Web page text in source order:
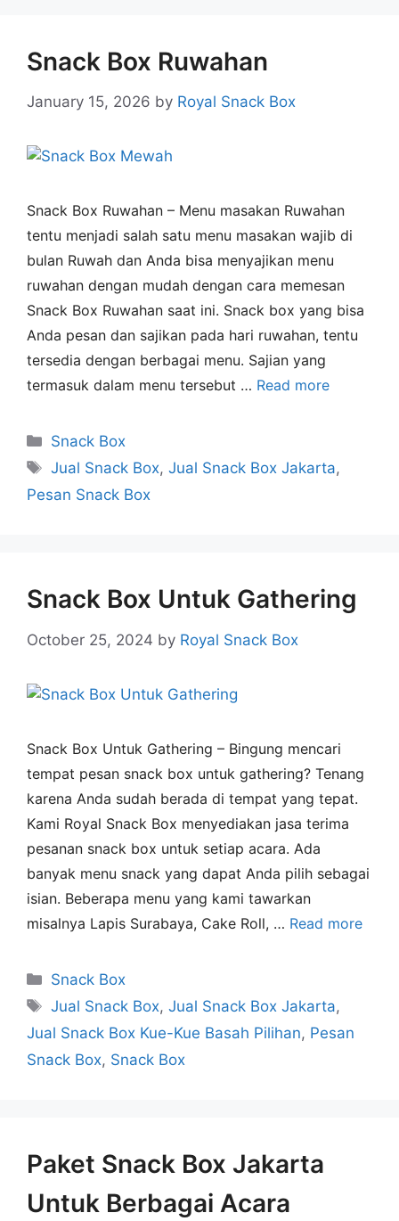
Snack Box Ruwahan
January 15, 2026 by Royal Snack Box
Snack Box Ruwahan – Menu masakan Ruwahan
tentu menjadi salah satu menu masakan wajib di
bulan Ruwah dan Anda bisa menyajikan menu
ruwahan dengan mudah dengan cara memesan
Snack Box Ruwahan saat ini. Snack box yang bisa
Anda pesan dan sajikan pada hari ruwahan, tentu
tersedia dengan berbagai menu. Sajian yang
termasuk dalam menu tersebut … Read more
Snack Box
Jual Snack Box,Jual Snack Box Jakarta,
Pesan Snack Box
Snack Box Untuk Gathering
October 25, 2024 by Royal Snack Box
Snack Box Untuk Gathering – Bingung mencari
tempat pesan snack box untuk gathering? Tenang
karena Anda sudah berada di tempat yang tepat.
Kami Royal Snack Box menyediakan jasa terima
pesanan snack box untuk setiap acara. Ada
banyak menu snack yang dapat Anda pilih sebagai
isian. Beberapa menu yang kami tawarkan
misalnya Lapis Surabaya, Cake Roll, … Read more
Snack Box
Jual Snack Box,Jual Snack Box Jakarta,
Jual Snack Box Kue-Kue Basah Pilihan, Pesan
Snack Box, Snack Box
Paket Snack Box Jakarta
Untuk Berbagai Acara